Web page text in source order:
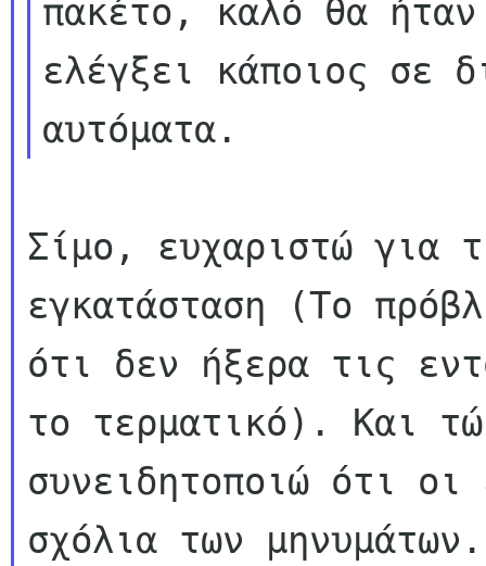
πακέτο, καλό θα
ελέγξει κάποιος σε
Σίμο, ευχαριστώ για
εγκατάσταση (Το
ότι δεν ήξερα τις
το τερματικό). Και
συνειδητοποιώ ότι οι
σχόλια των